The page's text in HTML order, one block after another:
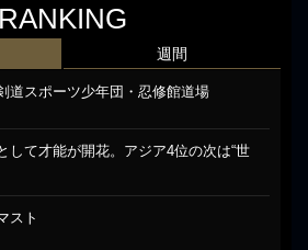
RANKING
道スポーツ少年団・忍修館道場
して才能が開花。アジア4位の次は“世
スト
週間